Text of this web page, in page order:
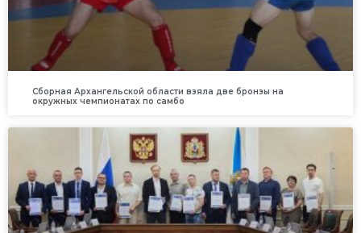
Сборная Архангельской области взяла две бронзы на
окружных чемпионатах по самбо